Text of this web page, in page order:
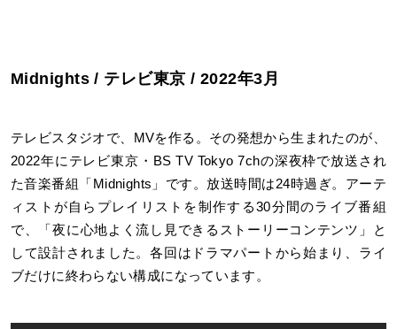
Midnights / テレビ東京 / 2022年3月
テレビスタジオで、MVを作る。その発想から生まれたのが、
2022年にテレビ東京・BS TV Tokyo 7chの深夜枠で放送され
た音楽番組「Midnights」です。放送時間は24時過ぎ。アーテ
ィストが自らプレイリストを制作する30分間のライブ番組
で、「夜に心地よく流し見できるストーリーコンテンツ」と
して設計されました。各回はドラマパートから始まり、ライ
ブだけに終わらない構成になっています。